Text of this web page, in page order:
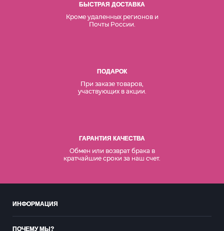
БЫСТРАЯ ДОСТАВКА
Кроме удаленных регионов и
Почты России.
ПОДАРОК
При заказе товаров,
участвующих в акции.
ГАРАНТИЯ КАЧЕСТВА
Обмен или возврат брака в
кратчайшие сроки за наш счет.
ИНФОРМАЦИЯ
ПОЧЕМУ МЫ?